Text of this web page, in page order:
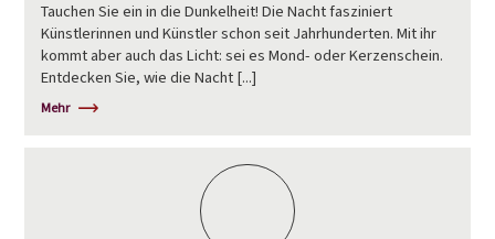
Tauchen Sie ein in die Dunkelheit! Die Nacht fasziniert
Künstlerinnen und Künstler schon seit Jahrhunderten. Mit ihr
kommt aber auch das Licht: sei es Mond- oder Kerzenschein.
Entdecken Sie, wie die Nacht [...]
Mehr